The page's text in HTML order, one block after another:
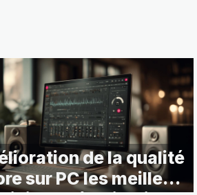
de la qualité
sur PC les meilleurs